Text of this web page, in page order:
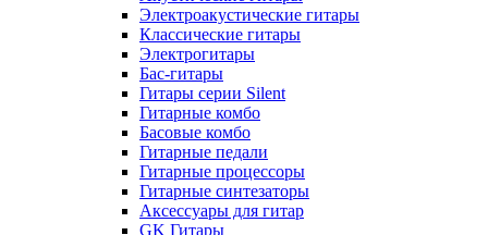
Электроакустические гитары
Классические гитары
Электрогитары
Бас-гитары
Гитары серии Silent
Гитарные комбо
Басовые комбо
Гитарные педали
Гитарные процессоры
Гитарные синтезаторы
Аксессуары для гитар
GK Гитары